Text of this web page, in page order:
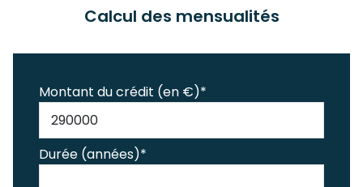
Calcul des mensualités
Montant du crédit (en €)*
Durée (années)*